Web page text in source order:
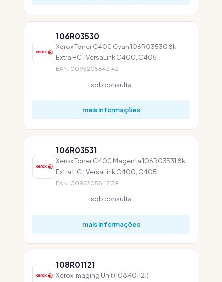
106R03530
Xerox Toner C400 Cyan 106R03530 8k
Extra HC | VersaLink C400, C405
EAN: 0095205842142
sob consulta
mais informações
106R03531
Xerox Toner C400 Magenta 106R03531 8k
Extra HC | VersaLink C400, C405
EAN: 0095205842159
sob consulta
mais informações
108R01121
Xerox Imaging Unit (108R01121)